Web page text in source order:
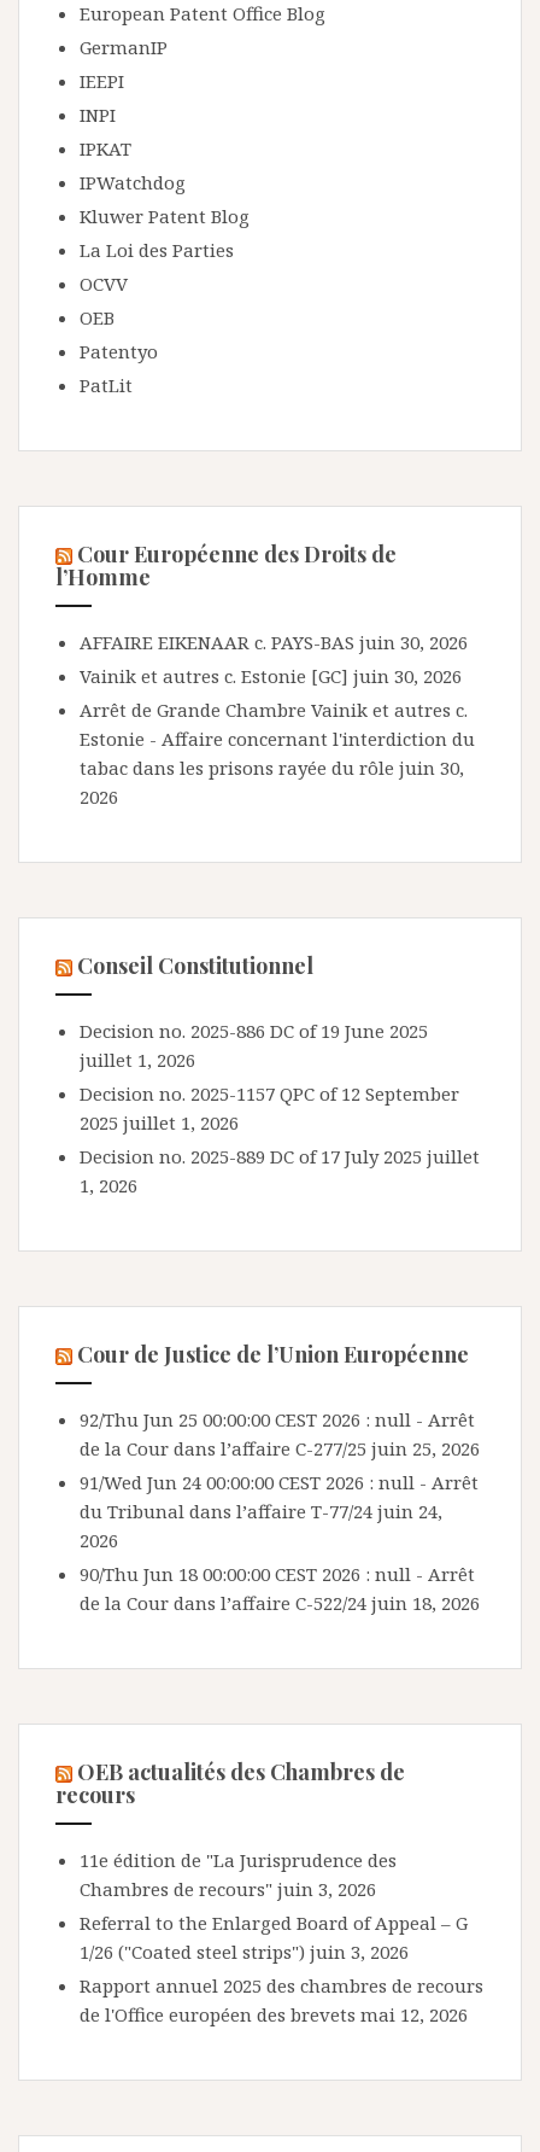
European Patent Office Blog
GermanIP
IEEPI
INPI
IPKAT
IPWatchdog
Kluwer Patent Blog
La Loi des Parties
OCVV
OEB
Patentyo
PatLit
Cour Européenne des Droits de
l’Homme
AFFAIRE EIKENAAR c. PAYS-BAS juin 30, 2026
Vainik et autres c. Estonie [GC] juin 30, 2026
Arrêt de Grande Chambre Vainik et autres c.
Estonie - Affaire concernant l'interdiction du
tabac dans les prisons rayée du rôle juin 30,
2026
Conseil Constitutionnel
Decision no. 2025-886 DC of 19 June 2025
juillet 1, 2026
Decision no. 2025-1157 QPC of 12 September
2025 juillet 1, 2026
Decision no. 2025-889 DC of 17 July 2025 juillet
1, 2026
Cour de Justice de l’Union Européenne
92/Thu Jun 25 00:00:00 CEST 2026 : null - Arrêt
de la Cour dans l’affaire C-277/25 juin 25, 2026
91/Wed Jun 24 00:00:00 CEST 2026 : null - Arrêt
du Tribunal dans l’affaire T-77/24 juin 24,
2026
90/Thu Jun 18 00:00:00 CEST 2026 : null - Arrêt
de la Cour dans l’affaire C-522/24 juin 18, 2026
OEB actualités des Chambres de
recours
11e édition de "La Jurisprudence des
Chambres de recours" juin 3, 2026
Referral to the Enlarged Board of Appeal – G
1/26 ("Coated steel strips") juin 3, 2026
Rapport annuel 2025 des chambres de recours
de l'Office européen des brevets mai 12, 2026